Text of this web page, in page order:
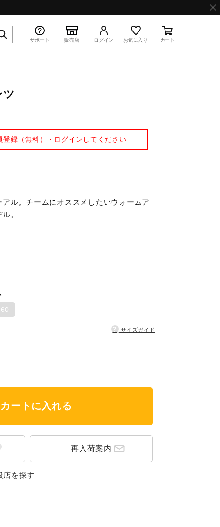
サポート 販売店 ログイン お気に入り カート
ツ
登録（無料）・ログインしてください
ル。チームにオススメしたいウォームア
。
? サイズガイド
カートに入れる
再入荷案内
店を探す